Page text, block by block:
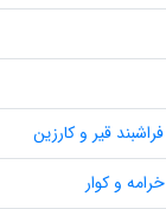
قیر و کارزین
و کوار